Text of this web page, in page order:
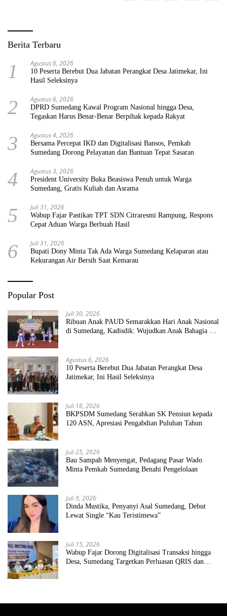
Berita Terbaru
1 Agustus 6, 2026
10 Peserta Berebut Dua Jabatan Perangkat Desa Jatimekar, Ini
Hasil Seleksinya
2 Agustus 6, 2026
DPRD Sumedang Kawal Program Nasional hingga Desa,
Tegaskan Harus Benar-Benar Berpihak kepada Rakyat
3 Agustus 4, 2026
Bersama Percepat IKD dan Digitalisasi Bansos, Pemkab
Sumedang Dorong Pelayanan dan Bantuan Tepat Sasaran
4 Agustus 3, 2026
President University Buka Beasiswa Penuh untuk Warga
Sumedang, Gratis Kuliah dan Asrama
5 Juli 31, 2026
Wabup Fajar Pastikan TPT SDN Citraresmi Rampung, Respons
Cepat Aduan Warga Berbuah Hasil
6 Juli 31, 2026
Bupati Dony Minta Tak Ada Warga Sumedang Kelaparan atau
Kekurangan Air Bersih Saat Kemarau
Popular Post
Juli 30, 2026
Ribuan Anak PAUD Semarakkan Hari Anak Nasional
di Sumedang, Kadisdik: Wujudkan Anak Bahagia dan
Agustus 6, 2026
10 Peserta Berebut Dua Jabatan Perangkat Desa
Jatimekar, Ini Hasil Seleksinya
Juli 16, 2026
BKPSDM Sumedang Serahkan SK Pensiun kepada
120 ASN, Apresiasi Pengabdian Puluhan Tahun
Juli 25, 2026
Bau Sampah Menyengat, Pedagang Pasar Wado
Minta Pemkab Sumedang Benahi Pengelolaan
Juli 9, 2026
Dinda Mustika, Penyanyi Asal Sumedang, Debut
Lewat Single “Kau Teristimewa”
Juli 15, 2026
Wabup Fajar Dorong Digitalisasi Transaksi hingga
Desa, Sumedang Targetkan Perluasan QRIS dan